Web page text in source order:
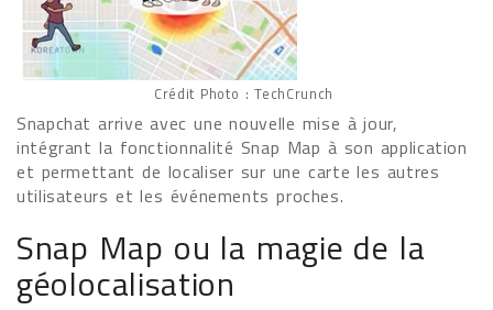
Crédit Photo : TechCrunch
Snapchat arrive avec une nouvelle mise à jour,
intégrant la fonctionnalité Snap Map à son application
et permettant de localiser sur une carte les autres
utilisateurs et les événements proches.
Snap Map ou la magie de la
géolocalisation